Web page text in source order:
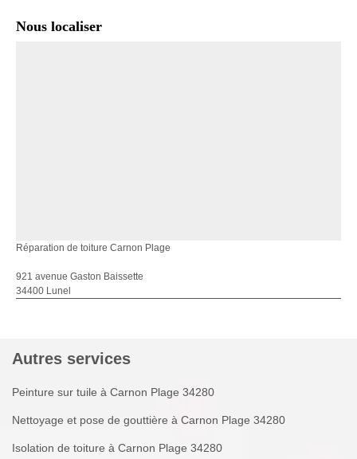
Nous localiser
Réparation de toiture Carnon Plage
921 avenue Gaston Baissette
34400 Lunel
Autres services
Peinture sur tuile à Carnon Plage 34280
Nettoyage et pose de gouttière à Carnon Plage 34280
Isolation de toiture à Carnon Plage 34280